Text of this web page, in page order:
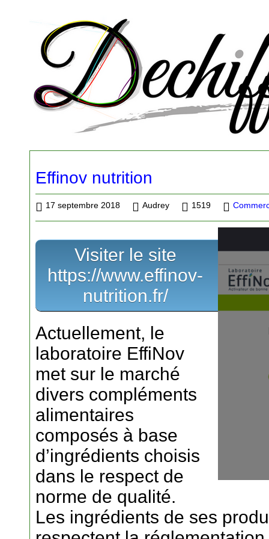
Effinov nutrition
17 septembre 2018 Audrey 1519
Visiter le site
https://www.effinov-
nutrition.fr/
Actuellement, le
laboratoire EffiNov
met sur le marché
divers compléments
alimentaires
composés à base
d’ingrédients choisis
dans le respect de
norme de qualité.
Les ingrédients de ses